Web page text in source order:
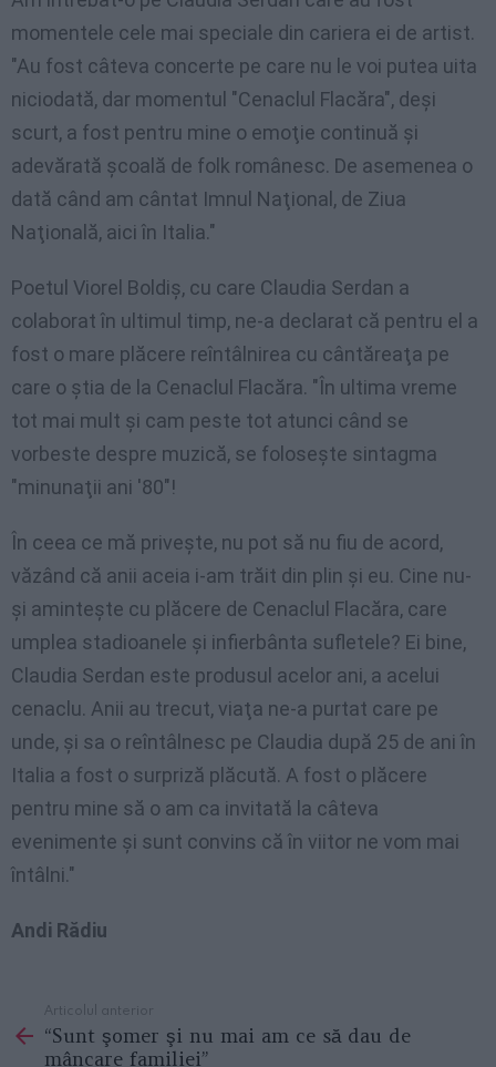
momentele cele mai speciale din cariera ei de artist.
"Au fost câteva concerte pe care nu le voi putea uita
niciodată, dar momentul "Cenaclul Flacăra", deşi
scurt, a fost pentru mine o emoţie continuă şi
adevărată şcoală de folk românesc. De asemenea o
dată când am cântat Imnul Naţional, de Ziua
Naţională, aici în Italia."
Poetul Viorel Boldiş, cu care Claudia Serdan a
colaborat în ultimul timp, ne-a declarat că pentru el a
fost o mare plăcere reîntâlnirea cu cântăreaţa pe
care o ştia de la Cenaclul Flacăra. "În ultima vreme
tot mai mult şi cam peste tot atunci când se
vorbeste despre muzică, se foloseşte sintagma
"minunaţii ani '80"!
În ceea ce mă priveşte, nu pot să nu fiu de acord,
văzând că anii aceia i-am trăit din plin şi eu. Cine nu-
şi aminteşte cu plăcere de Cenaclul Flacăra, care
umplea stadioanele şi infierbânta sufletele? Ei bine,
Claudia Serdan este produsul acelor ani, a acelui
cenaclu. Anii au trecut, viaţa ne-a purtat care pe
unde, şi sa o reîntâlnesc pe Claudia după 25 de ani în
Italia a fost o surpriză plăcută. A fost o plăcere
pentru mine să o am ca invitată la câteva
evenimente şi sunt convins că în viitor ne vom mai
întâlni."
Andi Rădiu
more
Articolul anterior
“Sunt şomer şi nu mai am ce să dau de
mâncare familiei”